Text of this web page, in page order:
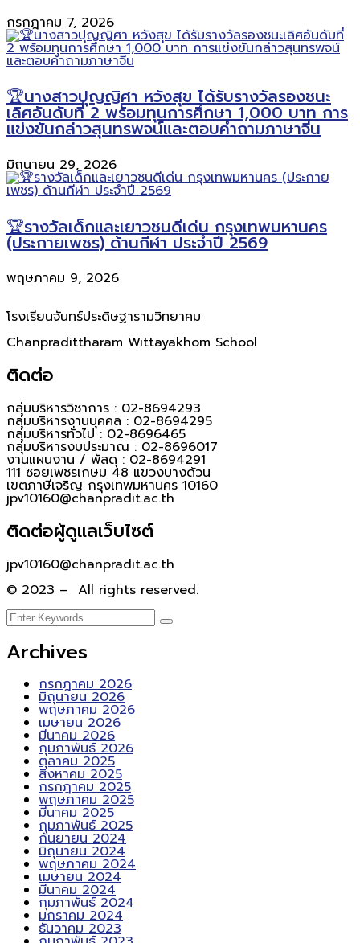
กรกฎาคม 7, 2026
🏆นางสาวปุญญิศา หวังสุข ได้รับรางวัลรองชนะ
เลิศอันดับที่ 2 พร้อมทุนการศึกษา 1,000 บาท การ
แข่งขันกล่าวสุนทรพจน์และตอบคำถามภาษาจีน
มิถุนายน 29, 2026
🏆รางวัลเด็กและเยาวชนดีเด่น กรุงเทพมหานคร
(ประกายเพชร) ด้านกีฬา ประจำปี 2569
พฤษภาคม 9, 2026
โรงเรียนจันทร์ประดิษฐารามวิทยาคม
Chanpradittharam Wittayakhom School
ติดต่อ
กลุ่มบริหารวิชาการ : 02-8694293
กลุ่มบริหารงานบุคคล : 02-8694295
กลุ่มบริหารทั่วไป : 02-8696465
กลุ่มบริหารงบประมาณ : 02-8696017
งานแผนงาน / พัสดุ : 02-8694291
111 ซอยเพชรเกษม 48 แขวงบางด้วน
เขตภาษีเจริญ กรุงเทพมหานคร 10160
jpv10160@chanpradit.ac.th
ติดต่อผู้ดูแลเว็บไซต์
jpv10160@chanpradit.ac.th
© 2023 – All rights reserved.
Archives
กรกฎาคม 2026
มิถุนายน 2026
พฤษภาคม 2026
เมษายน 2026
มีนาคม 2026
กุมภาพันธ์ 2026
ตุลาคม 2025
สิงหาคม 2025
กรกฎาคม 2025
พฤษภาคม 2025
มีนาคม 2025
กุมภาพันธ์ 2025
กันยายน 2024
มิถุนายน 2024
พฤษภาคม 2024
เมษายน 2024
มีนาคม 2024
กุมภาพันธ์ 2024
มกราคม 2024
ธันวาคม 2023